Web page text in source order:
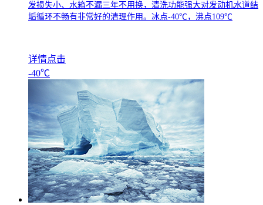
发损失小、水箱不漏三年不用换，清洗功能强大对发动机水道结
垢循环不畅有非常好的清理作用。冰点-40℃，沸点109℃
详情点击
-40℃